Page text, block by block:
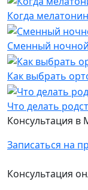
Когда
Сменный
Как выбрать
Что делать
Консультация в
Записаться на
Консультация